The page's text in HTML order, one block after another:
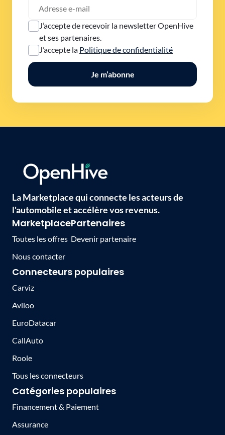
J’accepte de recevoir la newsletter OpenHive
et ses partenaires.
J’accepte la Politique de confidentialité
Je m’abonne
La Marketplace qui connecte les acteurs de
l'automobile et accélère vos revenus.
Marketplace
Toutes les offres
Nous contacter
Partenaires
Devenir partenaire
Connecteurs populaires
Carviz
Aviloo
EuroDatacar
CallAuto
Roole
Tous les connecteurs
Catégories populaires
Financement & Paiement
Assurance